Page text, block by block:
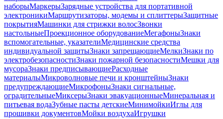
наборыМаркерыЗарядные устройства для портативной
электроникиМаршрутизаторы, модемы и сплиттерыЗащитные
покрытияМашинки для стрижки волосЗвонки
настольныеПроекционное оборудованиеМегафоныЗнаки
вспомогательные, указателиМедицинские средства
индивидуальной защитыЗнаки запрещающиеМелкиЗнаки по
электробезопасностиЗнаки пожарной безопасностиМешки для
мусораЗнаки предписывающиеРасходные
материалыМикроволновые печи и кронштейныЗнаки
предупреждающиеМикрофоныЗнаки сигнальные,
оградительныеМиксерыЗнаки эвакуационныеМинеральная и
питьевая водаЗубные пасты детскиеМинимойкиИглы для
прошивки документовМойки воздухаИгрушки